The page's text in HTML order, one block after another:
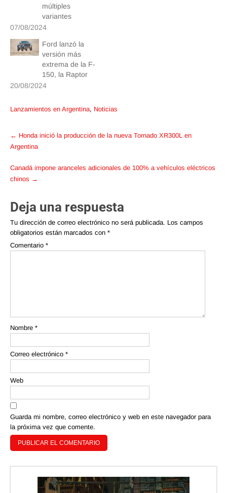
múltiples
variantes
07/08/2024
Ford lanzó la
versión más
extrema de la F-
150, la Raptor
20/08/2024
Lanzamientos en Argentina, Noticias
Post
navigation
← Honda inició la producción de la nueva Tornado XR300L en
Argentina
Canadá impone aranceles adicionales de 100% a vehículos eléctricos
chinos →
Deja una respuesta
Tu dirección de correo electrónico no será publicada. Los campos
obligatorios están marcados con *
Comentario *
Nombre *
Correo electrónico *
Web
Guarda mi nombre, correo electrónico y web en este navegador para
la próxima vez que comente.